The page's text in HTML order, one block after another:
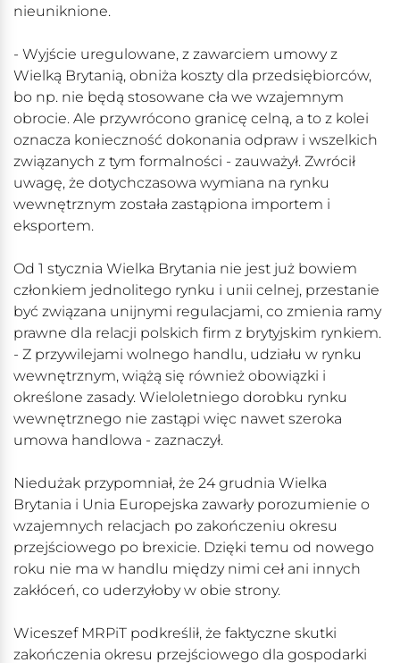
nieuniknione.
- Wyjście uregulowane, z zawarciem umowy z
Wielką Brytanią, obniża koszty dla przedsiębiorców,
bo np. nie będą stosowane cła we wzajemnym
obrocie. Ale przywrócono granicę celną, a to z kolei
oznacza konieczność dokonania odpraw i wszelkich
związanych z tym formalności - zauważył. Zwrócił
uwagę, że dotychczasowa wymiana na rynku
wewnętrznym została zastąpiona importem i
eksportem.
Od 1 stycznia Wielka Brytania nie jest już bowiem
członkiem jednolitego rynku i unii celnej, przestanie
być związana unijnymi regulacjami, co zmienia ramy
prawne dla relacji polskich firm z brytyjskim rynkiem.
- Z przywilejami wolnego handlu, udziału w rynku
wewnętrznym, wiążą się również obowiązki i
określone zasady. Wieloletniego dorobku rynku
wewnętrznego nie zastąpi więc nawet szeroka
umowa handlowa - zaznaczył.
Niedużak przypomniał, że 24 grudnia Wielka
Brytania i Unia Europejska zawarły porozumienie o
wzajemnych relacjach po zakończeniu okresu
przejściowego po brexicie. Dzięki temu od nowego
roku nie ma w handlu między nimi ceł ani innych
zakłóceń, co uderzyłoby w obie strony.
Wiceszef MRPiT podkreślił, że faktyczne skutki
zakończenia okresu przejściowego dla gospodarki